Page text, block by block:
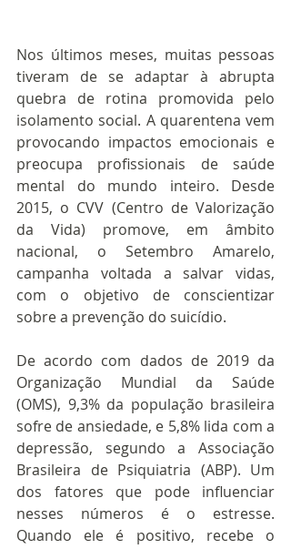
Nos últimos meses, muitas pessoas
tiveram de se adaptar à abrupta
quebra de rotina promovida pelo
isolamento social. A quarentena vem
provocando impactos emocionais e
preocupa profissionais de saúde
mental do mundo inteiro. Desde
2015, o CVV (Centro de Valorização
da Vida) promove, em âmbito
nacional, o Setembro Amarelo,
campanha voltada a salvar vidas,
com o objetivo de conscientizar
sobre a prevenção do suicídio.
De acordo com dados de 2019 da
Organização Mundial da Saúde
(OMS), 9,3% da população brasileira
sofre de ansiedade, e 5,8% lida com a
depressão, segundo a Associação
Brasileira de Psiquiatria (ABP). Um
dos fatores que pode influenciar
nesses números é o estresse.
Quando ele é positivo, recebe o